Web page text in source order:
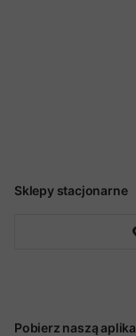
Sklepy stacjonarne
Pobierz naszą